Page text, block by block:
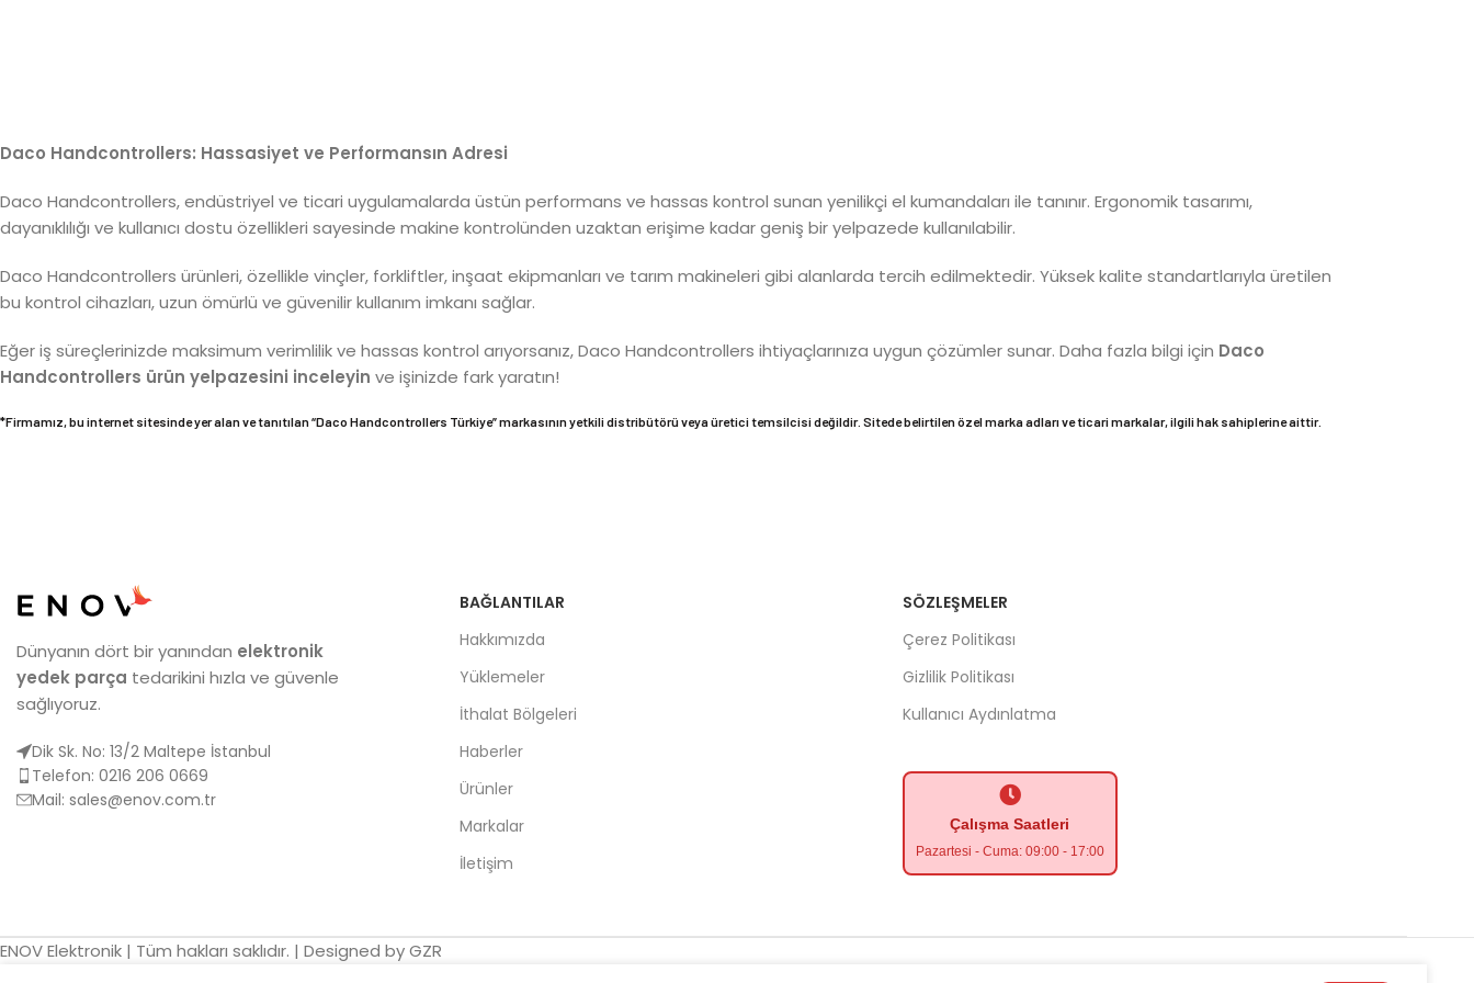
Daco Handcontrollers: Hassasiyet ve Performansın Adresi
Daco Handcontrollers, endüstriyel ve ticari uygulamalarda üstün performans ve hassas kontrol sunan yenilikçi el kumandaları ile tanınır. Ergonomik tasarımı,
dayanıklılığı ve kullanıcı dostu özellikleri sayesinde makine kontrolünden uzaktan erişime kadar geniş bir yelpazede kullanılabilir.
Daco Handcontrollers ürünleri, özellikle vinçler, forkliftler, inşaat ekipmanları ve tarım makineleri gibi alanlarda tercih edilmektedir. Yüksek kalite standartlarıyla üretilen
bu kontrol cihazları, uzun ömürlü ve güvenilir kullanım imkanı sağlar.
Eğer iş süreçlerinizde maksimum verimlilik ve hassas kontrol arıyorsanız, Daco Handcontrollers ihtiyaçlarınıza uygun çözümler sunar. Daha fazla bilgi için Daco
Handcontrollers ürün yelpazesini inceleyin ve işinizde fark yaratın!
*Firmamız, bu internet sitesinde yer alan ve tanıtılan “Daco Handcontrollers Türkiye” markasının yetkili distribütörü veya üretici temsilcisi değildir. Sitede belirtilen özel marka adları ve ticari markalar, ilgili hak sahiplerine aittir.
Dünyanın dört bir yanından elektronik
yedek parça tedarikini hızla ve güvenle
sağlıyoruz.
Dik Sk. No: 13/2 Maltepe İstanbul
Telefon: 0216 206 0669
Mail: sales@enov.com.tr
BAĞLANTILAR
Hakkımızda
Yüklemeler
İthalat Bölgeleri
Haberler
Ürünler
Markalar
İletişim
SÖZLEŞMELER
Çerez Politikası
Gizlilik Politikası
Kullanıcı Aydınlatma
Çalışma Saatleri
Pazartesi - Cuma: 09:00 - 17:00
ENOV Elektronik | Tüm hakları saklıdır. | Designed by GZR